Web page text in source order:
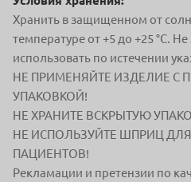
Хранить в защищенном от
температуре от +5 до +25 °С.
использовать по истечении
НЕ ПРИМЕНЯЙТЕ ИЗДЕЛИЕ С
УПАКОВКОЙ!
НЕ ХРАНИТЕ ВСКРЫТУЮ
НЕ ИСПОЛЬЗУЙТЕ ШПРИЦ
ПАЦИЕНТОВ!
Рекламации и претензии по